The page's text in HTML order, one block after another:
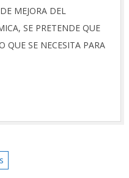
MEJORA DEL
SE PRETENDE QUE
QUE SE NECESITA PARA